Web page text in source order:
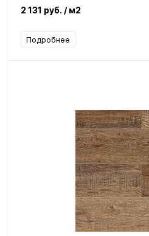
2 131 руб. / м2
Подробнее